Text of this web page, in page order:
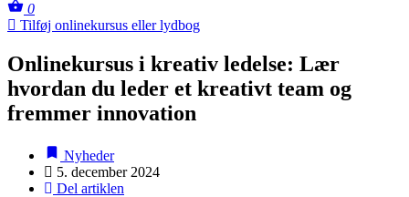
0
Tilføj onlinekursus eller lydbog
Onlinekursus i kreativ ledelse: Lær
hvordan du leder et kreativt team og
fremmer innovation
Nyheder
5. december 2024
Del artiklen